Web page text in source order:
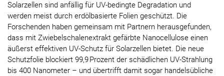
Solarzellen sind anfällig für UV-bedingte Degradation und
werden meist durch erdölbasierte Folien geschützt. Die
Forschenden haben gemeinsam mit Partnern herausgefunden,
dass mit Zwiebelschalenextrakt gefärbte Nanocellulose einen
äußerst effektiven UV-Schutz für Solarzellen bietet. Die neue
Schutzfolie blockiert 99,9 Prozent der schädlichen UV-Strahlung
bis 400 Nanometer – und übertrifft damit sogar handelsübliche